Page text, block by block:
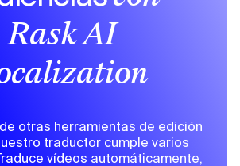
Rask AI
otras herramientas de edición
traductor cumple varios
vídeos automáticamente,